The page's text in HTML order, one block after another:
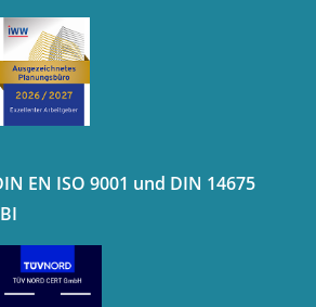
EN ISO 9001 und DIN 14675